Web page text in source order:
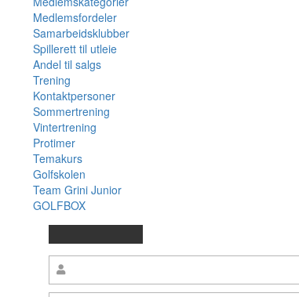
Medlemsfordeler
Samarbeidsklubber
Spillerett til utleie
Andel til salgs
Trening
Kontaktpersoner
Sommertrening
Vintertrening
Protimer
Temakurs
Golfskolen
Team Grini Junior
GOLFBOX